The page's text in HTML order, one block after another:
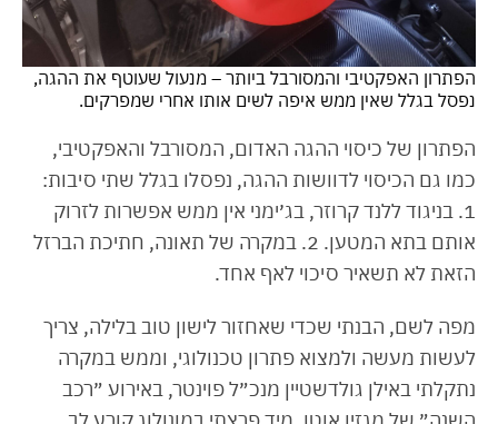
הפתרון האפקטיבי והמסורבל ביותר – מנעול שעוטף את ההגה,
נפסל בגלל שאין ממש איפה לשים אותו אחרי שמפרקים.
הפתרון של כיסוי ההגה האדום, המסורבל והאפקטיבי,
כמו גם הכיסוי לדוושות ההגה, נפסלו בגלל שתי סיבות:
1. בניגוד ללנד קרוזר, בג׳ימני אין ממש אפשרות לזרוק
אותם בתא המטען. 2. במקרה של תאונה, חתיכת הברזל
הזאת לא תשאיר סיכוי לאף אחד.
מפה לשם, הבנתי שכדי שאחזור לישון טוב בלילה, צריך
לעשות מעשה ולמצוא פתרון טכנולוגי, וממש במקרה
נתקלתי באילן גולדשטיין מנכ״ל פוינטר, באירוע ״רכב